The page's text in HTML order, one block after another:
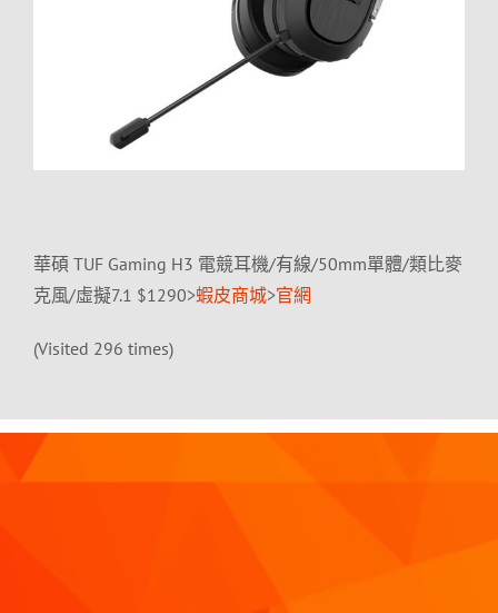
華碩 TUF Gaming H3 電競耳機/有線/50mm單體/類比麥
克風/虛擬7.1 $1290>蝦皮商城>官網
(Visited 296 times)